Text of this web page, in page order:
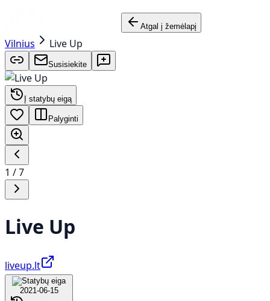
Atgal į žemėlapį
Vilnius Live Up
Susisiekite
Į statybų eigą
Palyginti
1 /7
Live Up
liveup.lt
2021-06-15